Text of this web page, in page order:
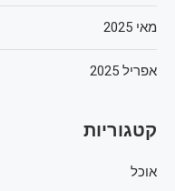
מאי 2025
אפריל 2025
קטגוריות
אוכל